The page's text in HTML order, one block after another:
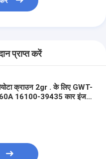
प्राप्त करें
क्राउन 2gr . के लिए GWT-
16100-39435 कार इंजन